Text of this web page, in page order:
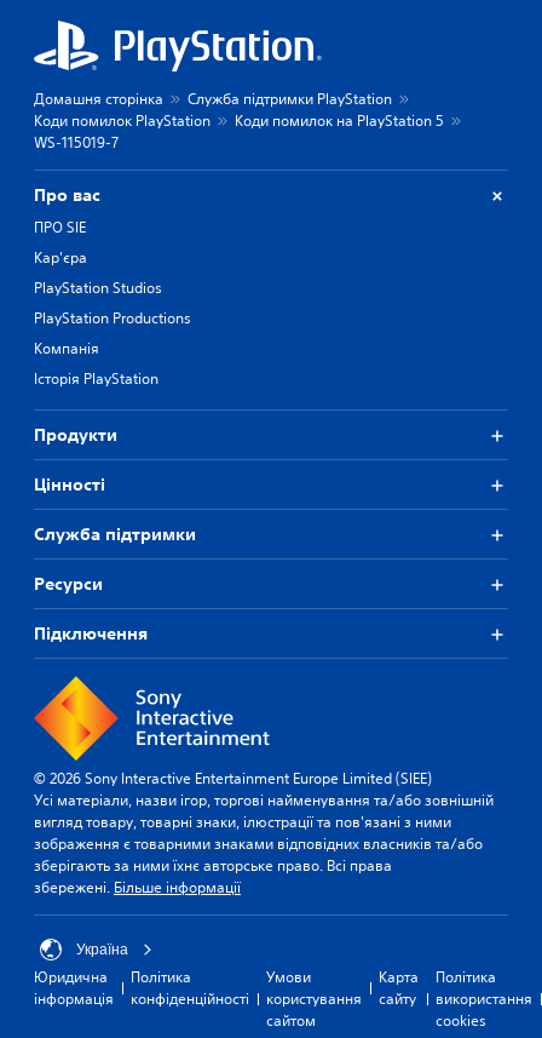
Домашня сторінка
Служба підтримки PlayStation
Коди помилок PlayStation
Коди помилок на PlayStation 5
WS-115019-7
Про вас
ПРО SIE
Кар'єра
PlayStation Studios
PlayStation Productions
Компанія
Історія PlayStation
Продукти
Цiнностi
Служба підтримки
Ресурси
Підключення
© 2026 Sony Interactive Entertainment Europe Limited (SIEE)
Усі матеріали, назви ігор, торгові найменування та/або зовнішній
вигляд товару, товарні знаки, ілюстрації та пов'язані з ними
зображення є товарними знаками відповідних власників та/або
зберігають за ними їхнє авторське право. Всі права
збережені. Більше інформації
Україна
Юридична
інформація
Політика
конфіденційності
Умови
користування
сайтом
Карта
сайту
Політика
використання
cookies